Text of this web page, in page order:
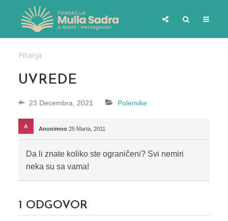
Pitanja
UVREDE
23 Decembra, 2021 Polemike
Anonimno 25 Marta, 2011
Da li znate koliko ste ograničeni? Svi nemiri
neka su sa vama!
1 ODGOVOR